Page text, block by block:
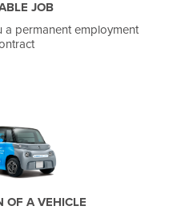
JOB
a permanent employment
OF A VEHICLE